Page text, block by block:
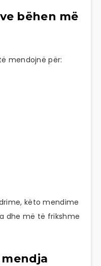
bëhen më
mendojnë për:
këto mendime
dhe më të frikshme